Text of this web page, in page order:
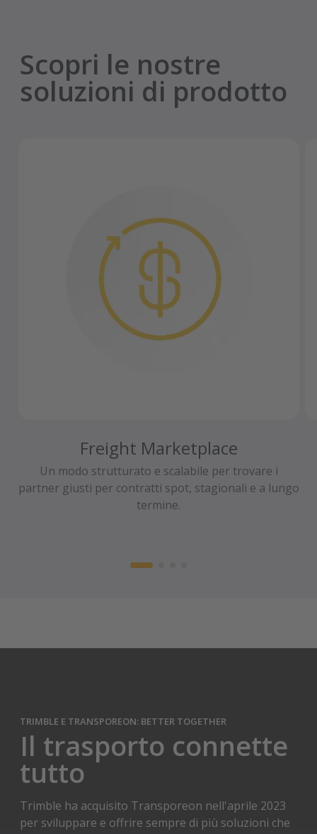
Scopri le nostre
soluzioni di prodotto
Freight Marketplace
Un modo strutturato e scalabile per trovare i
partner giusti per contratti spot, stagionali e a lungo
termine.
TRIMBLE E TRANSPOREON: BETTER TOGETHER
Il trasporto connette
tutto
Trimble ha acquisito Transporeon nell'aprile 2023
per sviluppare e offrire sempre di più soluzioni che